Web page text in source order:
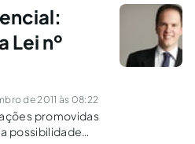
Lei nº
de 2011 às 08:22
promovidas
possibilidade